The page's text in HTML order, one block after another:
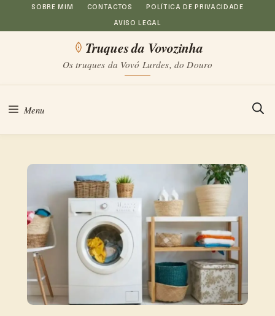
Saltar
para
conteúdo
SOBRE MIM CONTACTOS POLÍTICA DE PRIVACIDADE
AVISO LEGAL
Truques da Vovozinha
Os truques da Vovó Lurdes, do Douro
Menu